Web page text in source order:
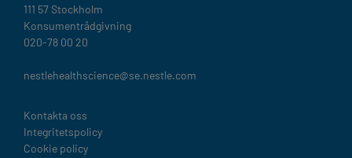
111 57 Stockholm
Konsumentrådgivning
020-78 00 20
nestlehealthscience@se.nestle.com​
Legal
Kontakta oss
Integritetspolicy
Cookie policy